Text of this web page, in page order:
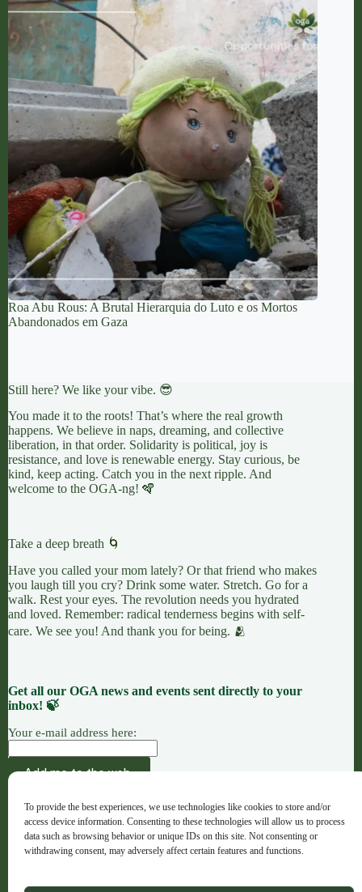
To provide the best experiences, we use technologies like cookies to store and/or
access device information. Consenting to these technologies will allow us to process
data such as browsing behavior or unique IDs on this site. Not consenting or
withdrawing consent, may adversely affect certain features and functions.
Roa Abu Rous: A Brutal Hierarquia do Luto e os Mortos
Abandonados em Gaza
Still here? We like your vibe. 😎
You made it to the roots! That’s where the real growth
happens. We believe in naps, dreaming, and collective
liberation, in that order. Solidarity is political, joy is
resistance, and love is renewable energy. Stay curious, be
kind, keep acting. Catch you in the next ripple. And
welcome to the OGA-ng! 🪇
Take a deep breath 🌀
Have you called your mom lately? Or that friend who makes
you laugh till you cry? Drink some water. Stretch. Go for a
walk. Rest your eyes. The revolution needs you hydrated
and loved. Remember: radical tenderness begins with self-
care. We see you! And thank you for being. 🫂
Get all our OGA news and events sent directly to your
inbox! 🍃
Your e-mail address here:
OGA · Opportunities for Grassroots Action –
Português